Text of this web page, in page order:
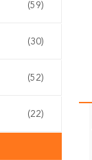
(59)
(30)
(52)
(22)